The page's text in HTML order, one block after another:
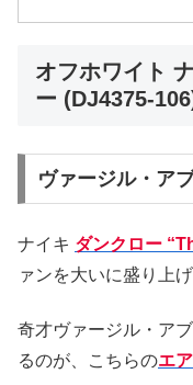
オフホワイト
ー (DJ4375-
ヴァージル・ア
ナイキ ダンクロー
ァンを大いに盛り上
奇才ヴァージル・ア
るのが、こちらのエ